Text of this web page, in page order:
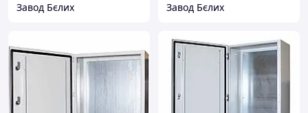
Завод Бєлих Завод Бєлих